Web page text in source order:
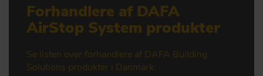
Forhandlere af DAFA
AirStop System produkter
Se listen over forhandlere af DAFA Building
Solutions produkter i Danmark.